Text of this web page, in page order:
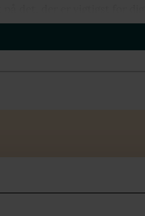
bolig med en
med udgangspunkt i en
hvordan Skalborg kan